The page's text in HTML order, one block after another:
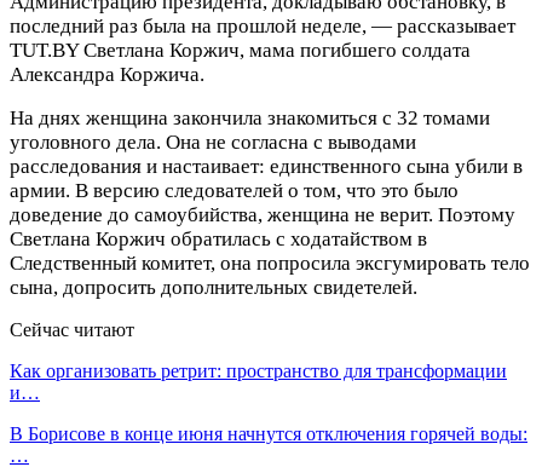
последний раз была на прошлой неделе, — рассказывает
TUT.BY Светлана Коржич, мама погибшего солдата
Александра Коржича.
На днях женщина закончила знакомиться с 32 томами
уголовного дела. Она не согласна с выводами
расследования и настаивает: единственного сына убили в
армии. В версию следователей о том, что это было
доведение до самоубийства, женщина не верит. Поэтому
Светлана Коржич обратилась с ходатайством в
Следственный комитет, она попросила эксгумировать тело
сына, допросить дополнительных свидетелей.
Сейчас читают
Как организовать ретрит: пространство для трансформации
и…
В Борисове в конце июня начнутся отключения горячей воды:
…